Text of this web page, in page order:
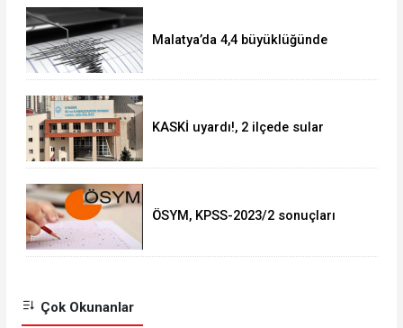
Malatya’da 4,4 büyüklüğünde
KASKİ uyardı!, 2 ilçede sular
ÖSYM, KPSS-2023/2 sonuçları
Çok Okunanlar